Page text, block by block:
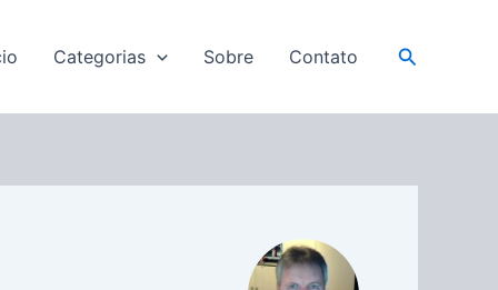
Categorias Sobre Contato Pesquisar